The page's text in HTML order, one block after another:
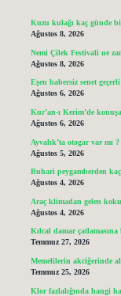
Kuzu kulağı kaç günde
Ağustos 8, 2026
Nemi Çilek Festivali ne
Ağustos 8, 2026
Eşen habersiz senet
Ağustos 6, 2026
Kur’an-ı Kerim’de
Ağustos 6, 2026
Ayvalık’ta otogar var mı ?
Ağustos 5, 2026
Buhari peygamberden kaç
Ağustos 4, 2026
Araç klimadan gelen
Ağustos 4, 2026
Kılcal damar
Temmuz 27, 2026
Memelilerin akciğerinde
Temmuz 25, 2026
Klor fazlalığında hangi